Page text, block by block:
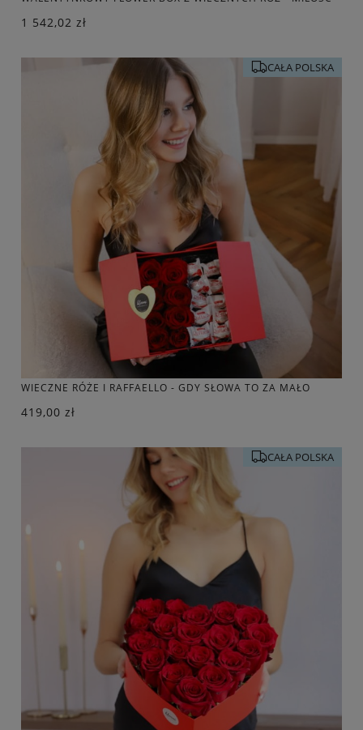
1 542,02 zł
WIECZNE RÓŻE I RAFFAELLO - GDY SŁOWA TO ZA MAŁO
CAŁA POLSKA
419,00 zł
CAŁA POLSKA